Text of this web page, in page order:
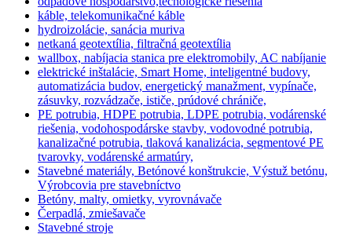
káble, telekomunikačné káble
hydroizolácie, sanácia muriva
netkaná geotextília, filtračná geotextília
wallbox, nabíjacia stanica pre elektromobily, AC nabíjanie
elektrické inštalácie, Smart Home, inteligentné budovy,
automatizácia budov, energetický manažment, vypínače,
zásuvky, rozvádzače, ističe, prúdové chrániče,
PE potrubia, HDPE potrubia, LDPE potrubia, vodárenské
riešenia, vodohospodárske stavby, vodovodné potrubia,
kanalizačné potrubia, tlaková kanalizácia, segmentové PE
tvarovky, vodárenské armatúry,
Stavebné materiály, Betónové konštrukcie, Výstuž betónu,
Výrobcovia pre stavebníctvo
Betóny, malty, omietky, vyrovnávače
Čerpadlá, zmiešavače
Stavebné stroje